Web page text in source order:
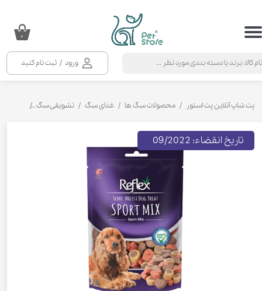
ورود / ثبت نام کنید
حساب کاربری من
خروج از حساب کاربری
۰
پت شاپ آنلاین پت استور محصولات سگ ها غذای سگ تشویقی سگ
تاریخ انقضاء: 09/2022